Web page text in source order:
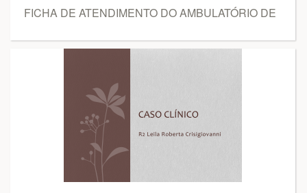
FICHA DE ATENDIMENTO DO AMBULATÓRIO DE